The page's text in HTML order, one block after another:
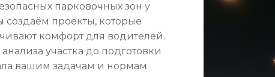
парковочных зон у
проекты, которые
комфорт для водителей.
участка до подготовки
вашим задачам и нормам.